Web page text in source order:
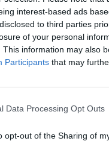
interest-based ads
to third parties
of your personal
This information may also
Participants that may
Data Processing Opt Outs
opt-out of the Sharing of
Herrschaftszeit
Spaziergang
sie bietet für